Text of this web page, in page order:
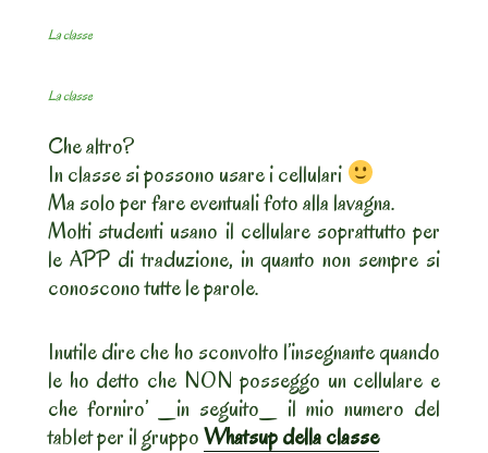
La classe
La classe
Che altro?
In classe si possono usare i cellulari
Ma solo per fare eventuali foto alla lavagna.
Molti studenti usano il cellulare soprattutto per
le APP di traduzione, in quanto non sempre si
conoscono tutte le parole.
Inutile dire che ho sconvolto l’insegnante quando
le ho detto che NON posseggo un cellulare e
che forniro’ _in seguito_ il mio numero del
tablet per il gruppoWhatsup della classe